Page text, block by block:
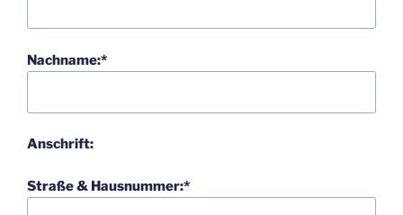
Nachname:*
Anschrift:
Straße & Hausnummer:*